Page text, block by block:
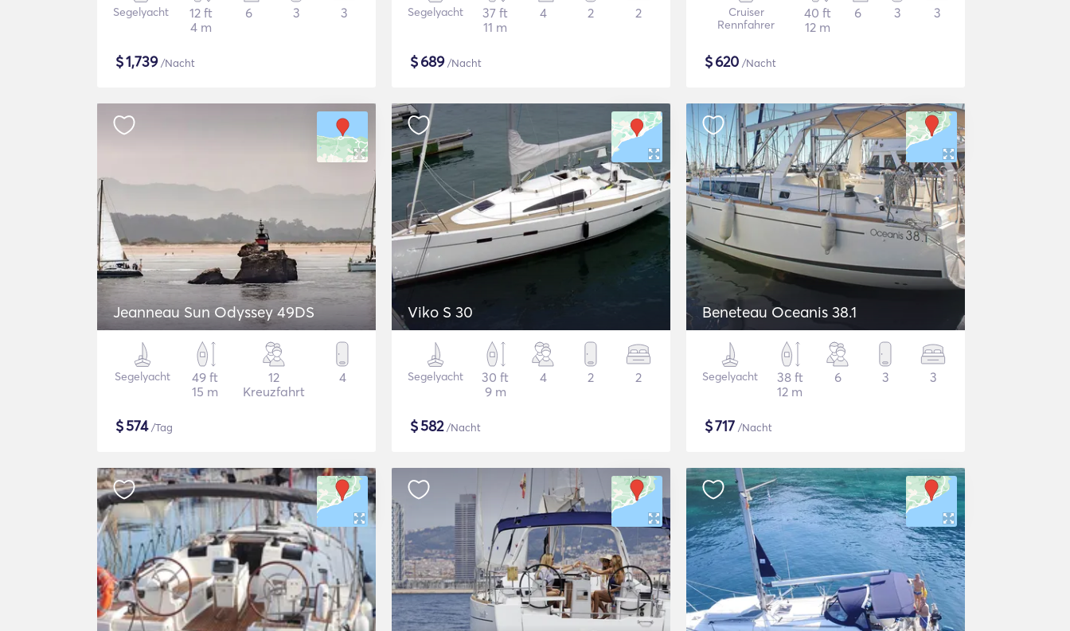
Segelyacht
12 ft
4 m
6 3 3
$1,739/Nacht
Segelyacht
37 ft
11 m
4 2 2
$689/Nacht
Cruiser
Rennfahrer
40 ft
12 m
6 3 3
$620 /Nacht
Jeanneau Sun Odyssey 49DS
Segelyacht
49 ft
15 m
12
Kreuzfahrt
4
$574/Tag
Viko S 30
Segelyacht
30 ft
9 m
4 2 2
$582/Nacht
Beneteau Oceanis 38.1
Segelyacht
38 ft
12 m
6 3 3
$717 /Nacht